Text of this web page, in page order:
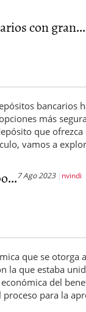
con gran...
bancarios
más
que
vamos a
7 Ago 2023 nvindi
que se otorga
la que estaba
del
para la